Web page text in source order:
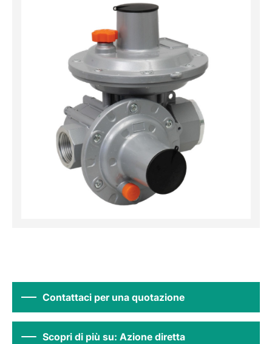
Contattaci per una quotazione
Scopri di più su: Azione diretta